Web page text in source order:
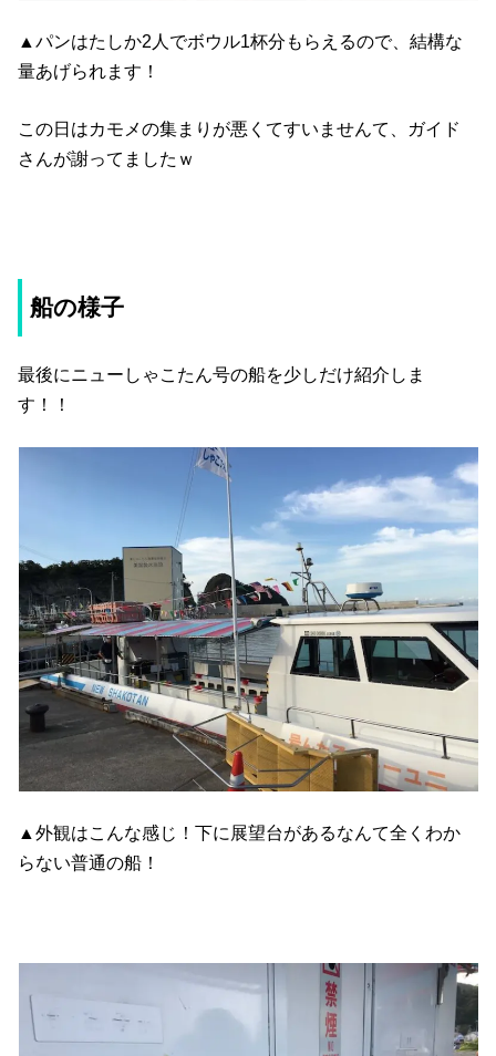
▲パンはたしか2人でボウル1杯分もらえるので、結構な
量あげられます！
この日はカモメの集まりが悪くてすいませんて、ガイド
さんが謝ってましたｗ
船の様子
最後にニューしゃこたん号の船を少しだけ紹介しま
す！！
▲外観はこんな感じ！下に展望台があるなんて全くわか
らない普通の船！